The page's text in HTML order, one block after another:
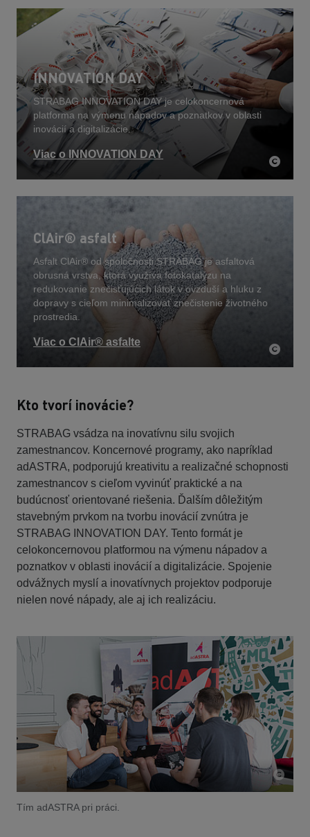
INNOVATION DAY
STRABAG INNOVATION DAY je celokoncernová
platforma na výmenu nápadov a poznatkov v oblasti
inovácií a digitalizácie.
Viac o INNOVATION DAY
ClAir® asfalt
Asfalt ClAir® od spoločnosti STRABAG je asfaltová
obrusná vrstva, ktorá využíva fotokatalýzu na
redukovanie znečisťujúcich látok v ovzduší a hluku z
dopravy s cieľom minimalizovať znečistenie životného
prostredia.
Viac o ClAir® asfalte
Kto tvorí inovácie?
STRABAG vsádza na inovatívnu silu svojich
zamestnancov. Koncernové programy, ako napríklad
adASTRA, podporujú kreativitu a realizačné schopnosti
zamestnancov s cieľom vyvinúť praktické a na
budúcnosť orientované riešenia. Ďalším dôležitým
stavebným prvkom na tvorbu inovácií zvnútra je
STRABAG INNOVATION DAY. Tento formát je
celokoncernovou platformou na výmenu nápadov a
poznatkov v oblasti inovácií a digitalizácie. Spojenie
odvážnych myslí a inovatívnych projektov podporuje
nielen nové nápady, ale aj ich realizáciu.
Tím adASTRA pri práci.